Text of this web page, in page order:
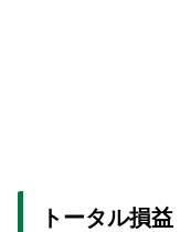
トータル損益